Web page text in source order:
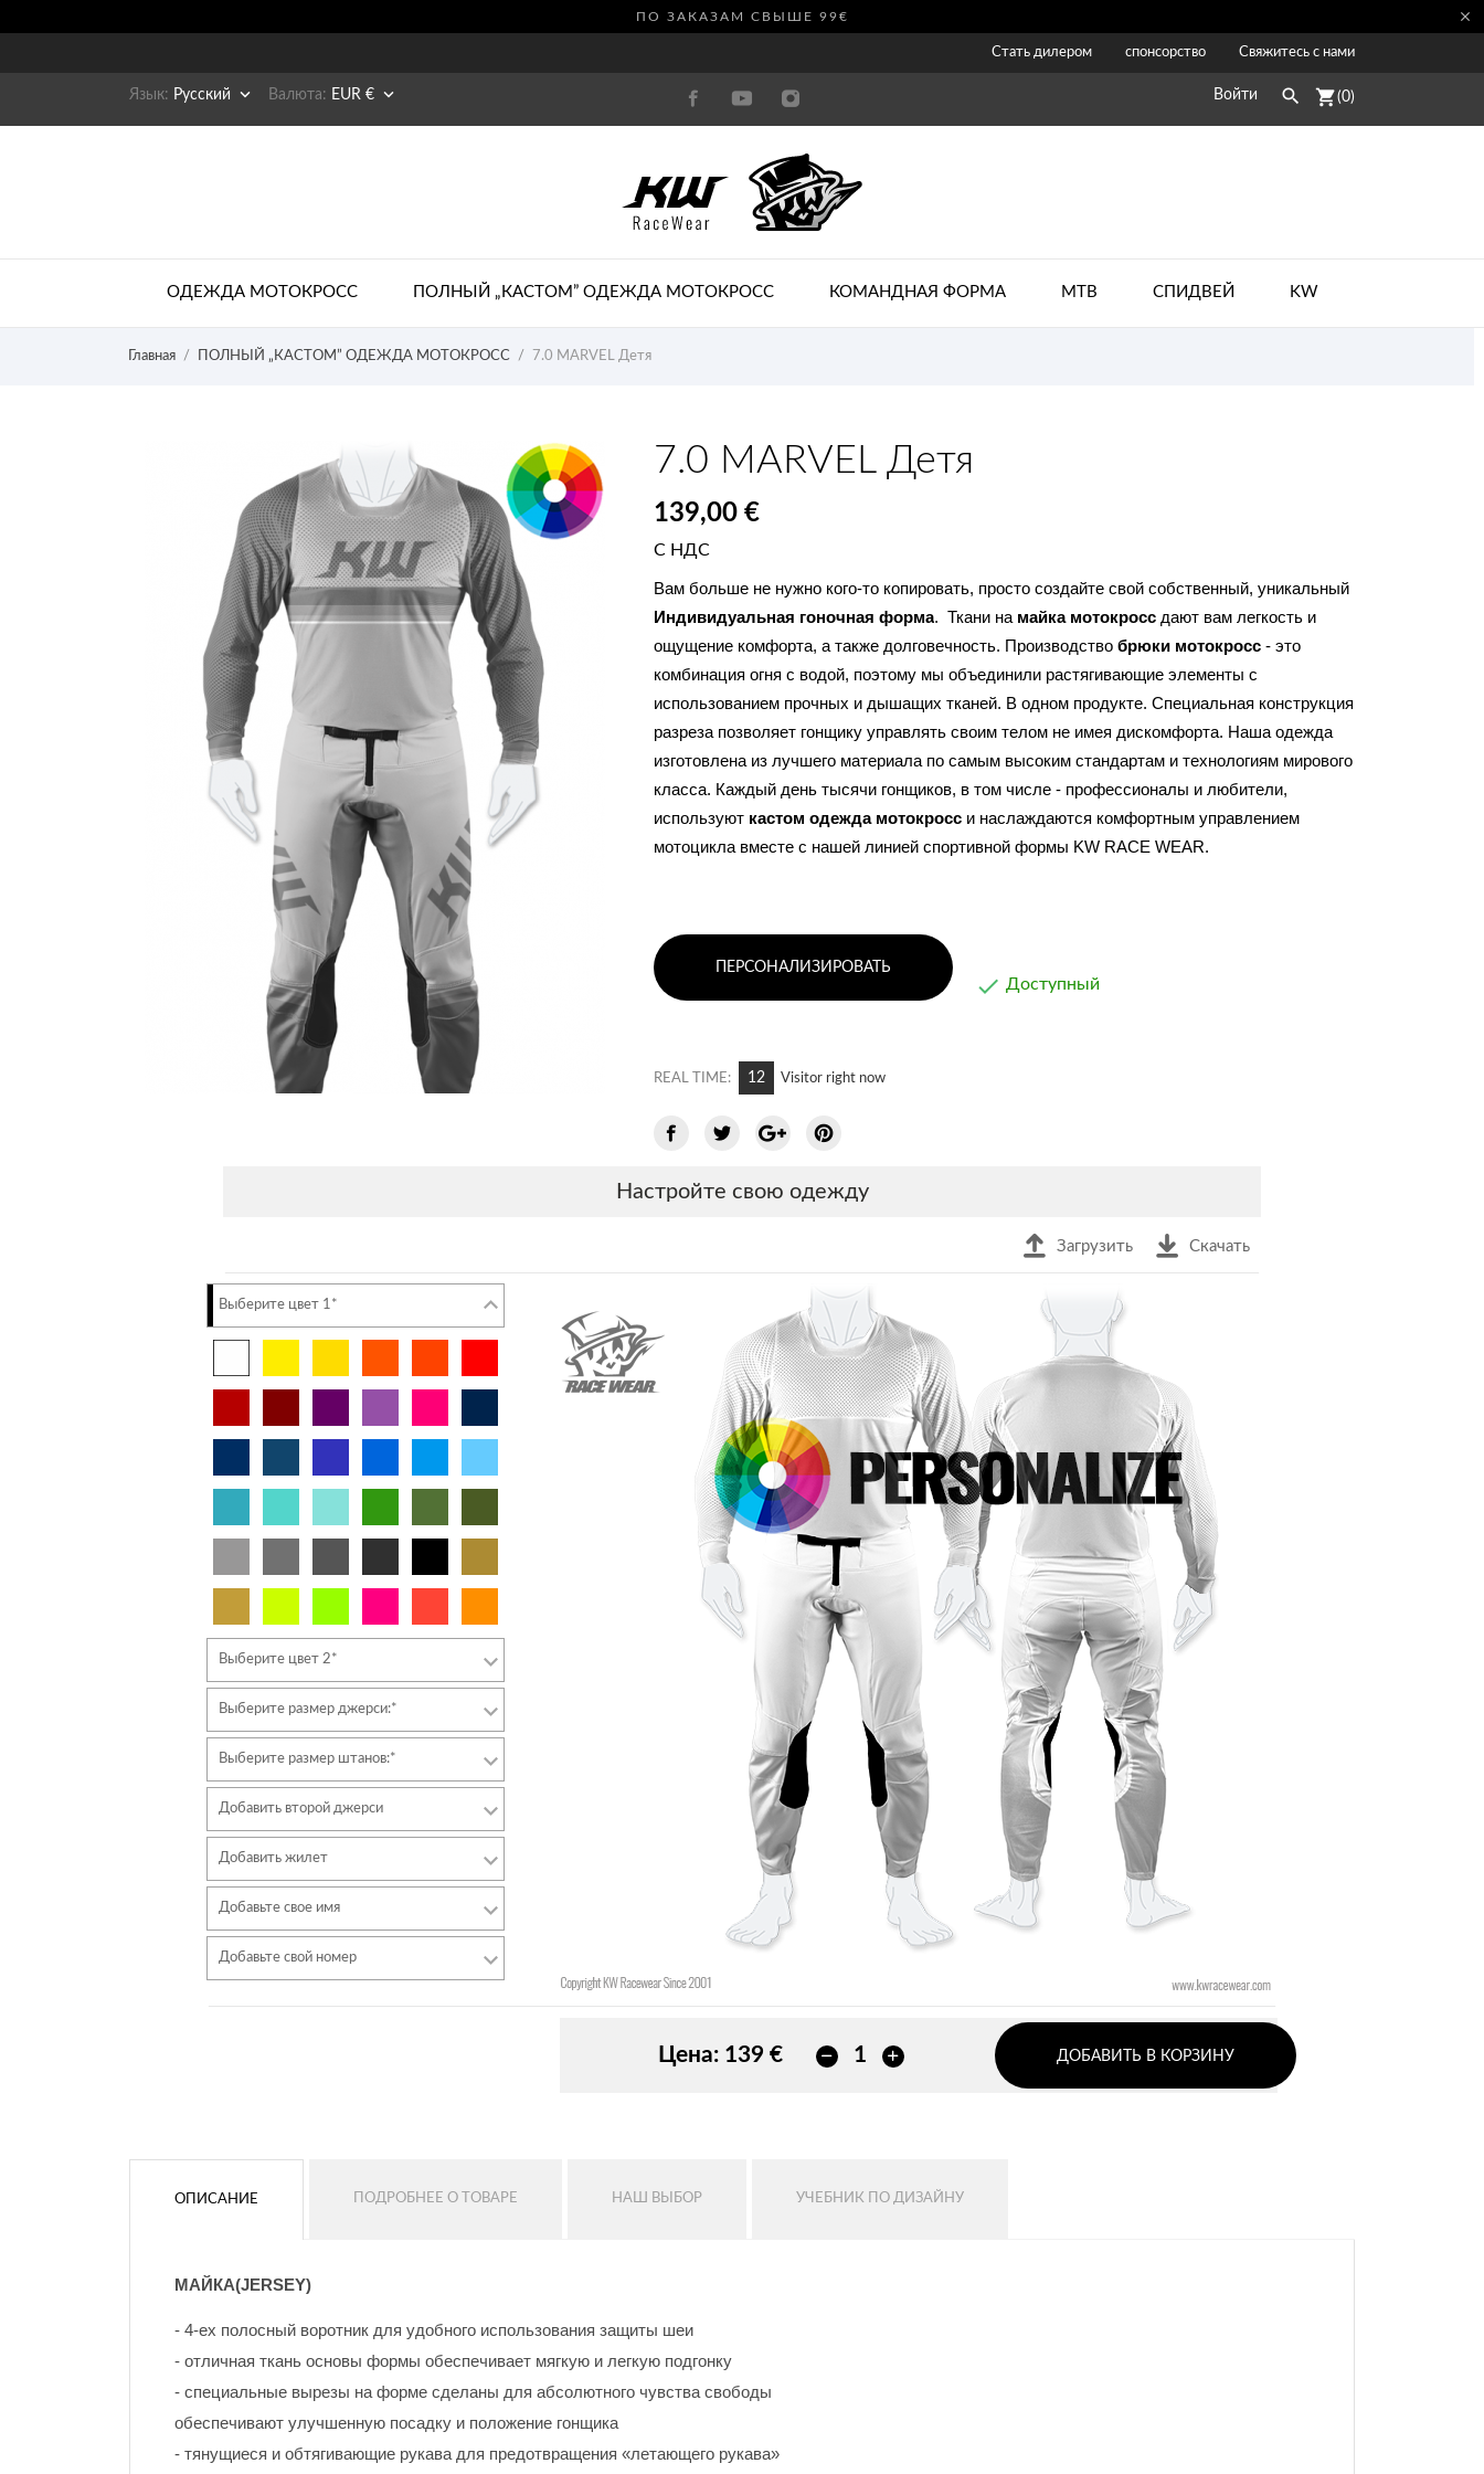
ПО ЗАКАЗАМ СВЫШЕ 99€ 
Стать дилером спонсорство Свяжитесь с нами
Язык: Русский  Валюта: EUR €  Войти  shopping_cart(0)
ОДЕЖДА МОТОКРОСС ПОЛНЫЙ „КАСТОМ” ОДЕЖДА МОТОКРОСС КОМАНДНАЯ ФОРМА MTB CПИДВЕЙ KW
Главная ПОЛНЫЙ „КАСТОМ” ОДЕЖДА МОТОКРОСС 7.0 MARVEL Детя
7.0 MARVEL Детя
139,00 €
С НДС
Индивидуальная гоночная форма.  Ткани на майка мотокросс дают вам легкость и
ощущение комфорта, а также долговечность. Производство брюки мотокросс - это
комбинация огня с водой, поэтому мы объединили растягивающие элементы с
использованием прочных и дышащих тканей. В одном продукте. Специальная конструкция
разреза позволяет гонщику управлять своим телом не имея дискомфорта. Наша одежда
изготовлена из лучшего материала по самым высоким стандартам и технологиям мирового
класса. Каждый день тысячи гонщиков, в том числе - профессионалы и любители,
используют кастом одежда мотокросс и наслаждаются комфортным управлением
мотоцикла вместе с нашей линией спортивной формы KW RACE WEAR.
ПЕРСОНАЛИЗИРОВАТЬ
 Доступный
REAL TIME: 6 Visitor right now
Настройте свою одежду
Загрузить Скачать
Выберите цвет 1*
Выберите цвет 2*
Выберите размер джерси:*
Выберите размер штанов:*
Добавить второй джерси
Добавить жилет
Добавьте свое имя
Стиль
Без контура
Добавьте свой номер
Стиль
ДОБАВИТЬ
Цена: 139 € ДОБАВИТЬ В КОРЗИНУ
ОПИСАНИЕ ПОДРОБНЕЕ О ТОВАРЕ НАШ ВЫБОР УЧЕБНИК ПО ДИЗАЙНУ
МАЙКА(JERSEY)
- 4-ех полосный воротник для удобного использования защиты шеи
- отличная ткань основы формы обеспечивает мягкую и легкую подгонку
- специальные вырезы на форме сделаны для абсолютного чувства свободы
обеспечивают улучшенную посадку и положение гонщика
- тянущиеся и обтягивающие рукава для предотвращения «летающего рукава»